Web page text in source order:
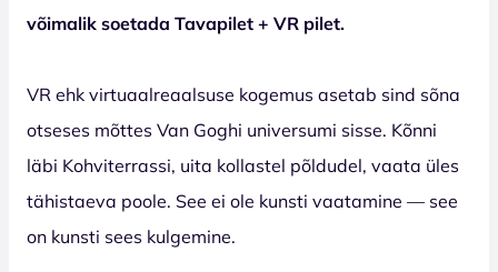
võimalik soetada Tavapilet + VR pilet.
VR ehk virtuaalreaalsuse kogemus asetab sind sõna
otseses mõttes Van Goghi universumi sisse. Kõnni
läbi Kohviterrassi, uita kollastel põldudel, vaata üles
tähistaeva poole. See ei ole kunsti vaatamine — see
on kunsti sees kulgemine.